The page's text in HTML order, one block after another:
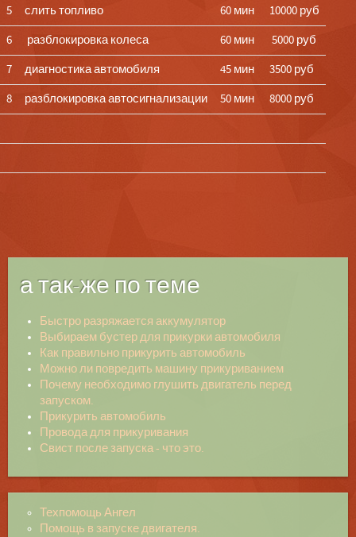
5 слить топливо 60 мин 10000 руб
6 разблокировка колеса 60 мин 5000 руб
7 диагностика автомобиля 45 мин 3500 руб
8 разблокировка автосигнализации 50 мин 8000 руб
а так-же по теме
Быстро разряжается аккумулятор
Выбираем бустер для прикурки автомобиля
Как правильно прикурить автомобиль
Можно ли повредить машину прикуриванием
Почему необходимо глушить двигатель перед
запуском.
Прикурить автомобиль
Провода для прикуривания
Свист после запуска - что это.
Техпомощь Ангел
Помощь в запуске двигателя.